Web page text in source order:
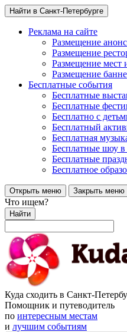
Найти в Санкт-Петербурге
Реклама на сайте
Размещение
Размещение
Размещение мест
Размещение
Бесплатные события
Бесплатные
Бесплатные
Бесплатно с
Бесплатный
Бесплатная
Бесплатные шоу
Бесплатные
Бесплатное
Открыть меню Закрыть меню
Что ищем?
Найти
Куда сходить в Санкт-
Помощник и путеводитель
по интересным местам
и лучшим событиям